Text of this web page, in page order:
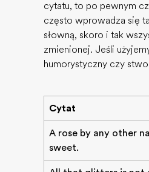
cytatu, to po pewnym
często wprowadza się
słowną, skoro i tak
zmienionej. Jeśli
humorystyczny czy
Cytat
A rose by any other
sweet.